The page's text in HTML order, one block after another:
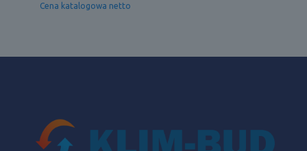
Cena katalogowa netto